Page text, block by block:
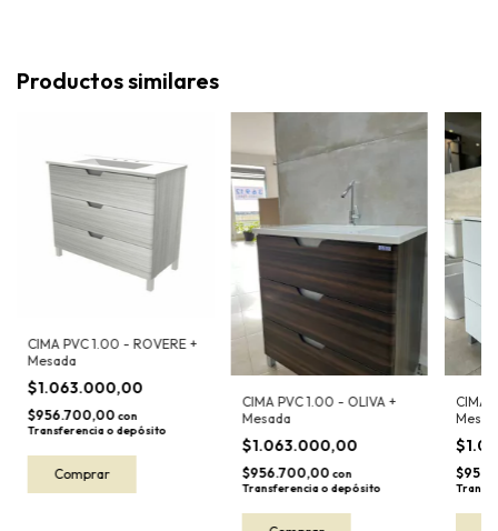
Productos similares
CIMA PVC 1.00 - ROVERE +
Mesada
$1.063.000,00
$956.700,00 con
Transferencia o depósito
CIMA PVC 1.00 - OLIVA +
Mesada
$1.063.000,00
$956.700,00 con
Transferencia o depósito
CIMA